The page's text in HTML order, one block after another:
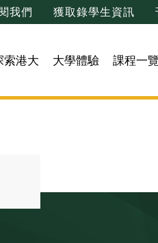
我們 獲取錄學生資訊
索港大 大學體驗 課程一覽